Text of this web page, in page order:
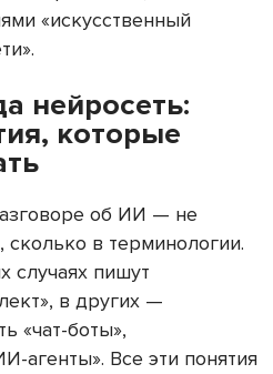
«искусственный
нейросеть:
которые
об ИИ — не
сколько в терминологии.
случаях пишут
в других —
«чат-боты»,
агенты». Все эти понятия